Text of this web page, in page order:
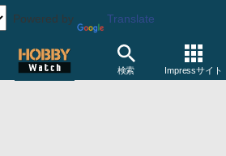
Powered by Translate
検索 Impressサイト